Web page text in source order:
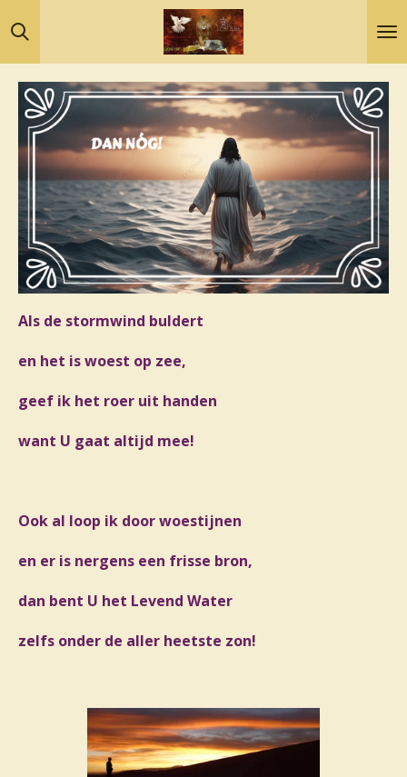
Ga
direct
de
hoofdinhoud
Als de stormwind buldert
en het is woest op zee,
geef ik het roer uit handen
want U gaat altijd mee!
Ook al loop ik door woestijnen
en er is nergens een frisse bron,
dan bent U het Levend Water
zelfs onder de aller heetste zon!